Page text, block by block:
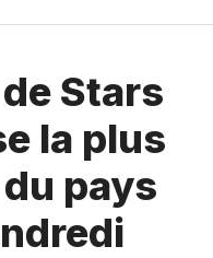
Stars
la plus
pays